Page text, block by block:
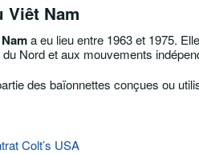
Viêt Nam
a eu lieu entre 1963 et 1975.
du Nord et aux mouvements
des baïonnettes conçues ou
Colt’s USA